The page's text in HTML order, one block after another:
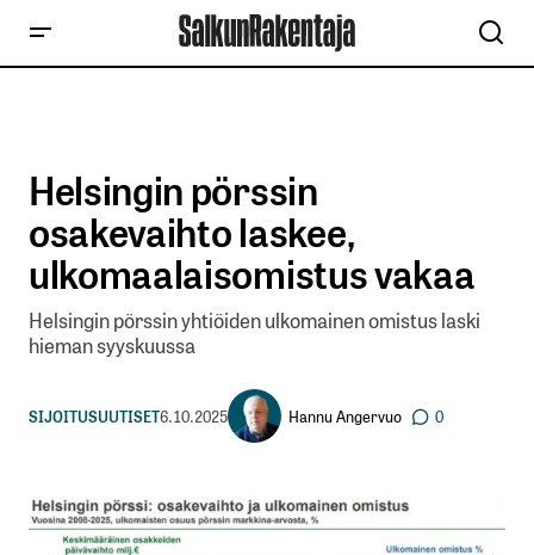
Helsingin pörssin
osakevaihto laskee,
ulkomaalaisomistus vakaa
Helsingin pörssin yhtiöiden ulkomainen omistus laski
hieman syyskuussa
SIJOITUSUUTISET6.10.2025 Hannu Angervuo 0